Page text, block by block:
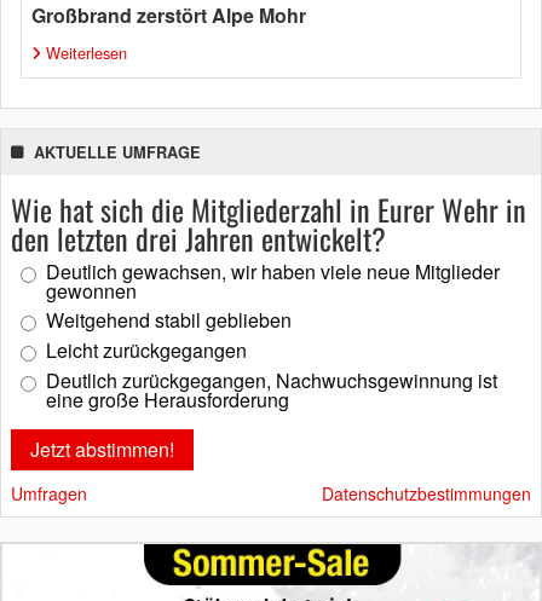
Großbrand zerstört Alpe Mohr
Weiterlesen
AKTUELLE UMFRAGE
Wie hat sich die Mitgliederzahl in Eurer Wehr in
den letzten drei Jahren entwickelt?
Deutlich gewachsen, wir haben viele neue Mitglieder
gewonnen
Weitgehend stabil geblieben
Leicht zurückgegangen
Deutlich zurückgegangen, Nachwuchsgewinnung ist
eine große Herausforderung
Umfragen Datenschutzbestimmungen